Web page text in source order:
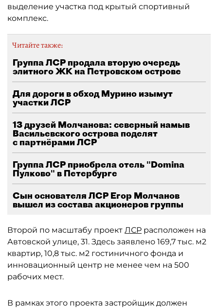
выделение участка под крытый спортивный
комплекс.
Читайте также:
Группа ЛСР продала вторую очередь
элитного ЖК на Петровском острове
Для дороги в обход Мурино изымут
участки ЛСР
13 друзей Молчанова: северный намыв
Васильевского острова поделят
с партнёрами ЛСР
Группа ЛСР приобрела отель "Domina
Пулково" в Петербурге
Сын основателя ЛСР Егор Молчанов
вышел из состава акционеров группы
Второй по масштабу проект ЛСР расположен на
Автовской улице, 31. Здесь заявлено 169,7 тыс. м2
квартир, 10,8 тыс. м2 гостиничного фонда и
инновационный центр не менее чем на 500
рабочих мест.
В рамках этого проекта застройщик должен